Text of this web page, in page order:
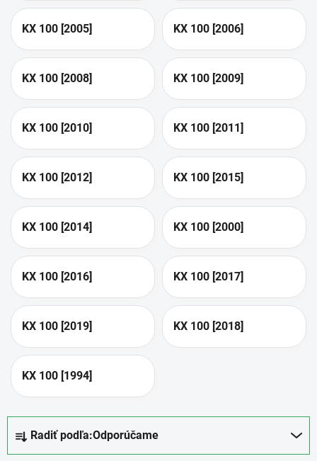
KX 100 [2005] KX 100 [2006]
KX 100 [2008] KX 100 [2009]
KX 100 [2010] KX 100 [2011]
KX 100 [2012] KX 100 [2015]
KX 100 [2014] KX 100 [2000]
KX 100 [2016] KX 100 [2017]
KX 100 [2019] KX 100 [2018]
KX 100 [1994]
Radiť podľa:Odporúčame